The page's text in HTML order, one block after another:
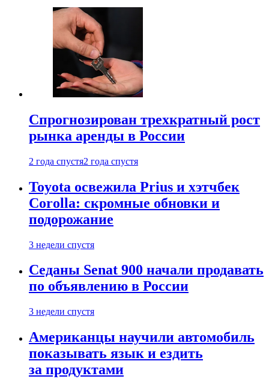
Спрогнозирован трехкратный рост
рынка аренды в России
2 года спустя2 года спустя
Toyota освежила Prius и хэтчбек
Corolla: скромные обновки и
подорожание
3 недели спустя
Седаны Senat 900 начали продавать
по объявлению в России
3 недели спустя
Американцы научили автомобиль
показывать язык и ездить
за продуктами